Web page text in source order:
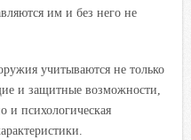
им и без него не
учитываются не только
и защитные возможности,
и психологическая